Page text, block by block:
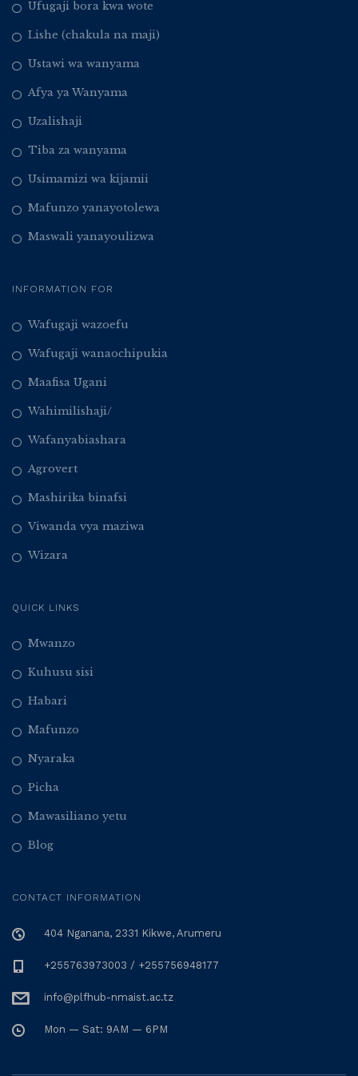
Ufugaji bora kwa wote
Lishe (chakula na maji)
Ustawi wa wanyama
Afya ya Wanyama
Uzalishaji
Tiba za wanyama
Usimamizi wa kijamii
Mafunzo yanayotolewa
Maswali yanayoulizwa
INFORMATION FOR
Wafugaji wazoefu
Wafugaji wanaochipukia
Maafisa Ugani
Wahimilishaji/
Wafanyabiashara
Agrovert
Mashirika binafsi
Viwanda vya maziwa
Wizara
QUICK LINKS
Mwanzo
Kuhusu sisi
Habari
Mafunzo
Nyaraka
Picha
Mawasiliano yetu
Blog
CONTACT INFORMATION
404 Nganana, 2331 Kikwe, Arumeru
+255763973003 / +255756948177
info@plfhub-nmaist.ac.tz
Mon — Sat: 9AM — 6PM